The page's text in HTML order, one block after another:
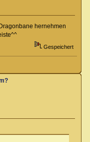
hernehmen
Gespeichert